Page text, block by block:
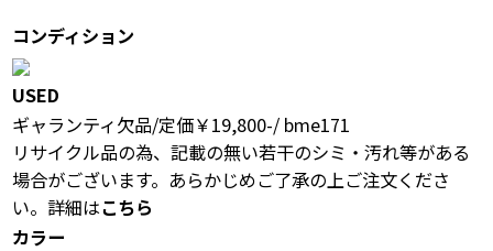
コンディション
USED
ギャランティ欠品/定価￥19,800-/ bme171
リサイクル品の為、記載の無い若干のシミ・汚れ等がある
場合がございます。あらかじめご了承の上ご注文くださ
い。詳細はこちら
カラー